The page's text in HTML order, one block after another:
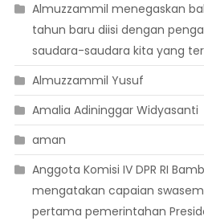
Almuzzammil menegaskan
tahun baru diisi dengan
saudara-saudara kita yang
Almuzzammil Yusuf
Amalia Adininggar Widyasanti
aman
Anggota Komisi IV DPR RI
mengatakan capaian
pertama pemerintahan